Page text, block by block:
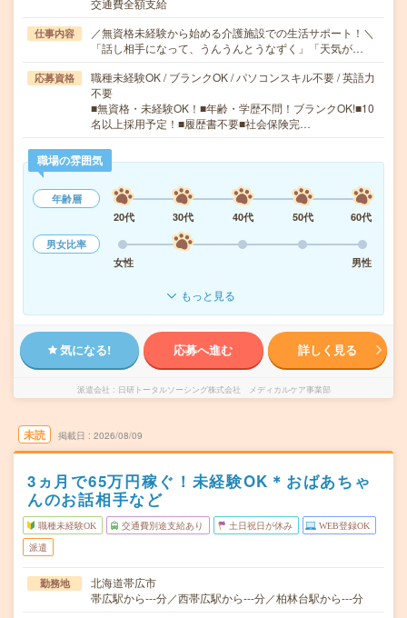
交通費全額支給
仕事内容
／無資格未経験から始める介護施設での生活サポート！＼
「話し相手になって、うんうんとうなずく」「天気が…
応募資格
職種未経験OK / ブランクOK / パソコンスキル不要 / 英語力
不要
■無資格・未経験OK！■年齢・学歴不問！ブランクOK!■10
名以上採用予定！■履歴書不要■社会保険完…
職場の雰囲気
年齢層
20代
30代 40代 50代
60代
男女比率
女性
男性
もっと見る
気になる! 応募へ進む 詳しく見る
派遣会社 日研トータルソーシング株式会社 メディカルケア事業部
未読 掲載日 2026/08/09
3ヵ月で65万円稼ぐ！未経験OK＊おばあちゃ
んのお話相手など
職種未経験OK 交通費別途支給あり 土日祝日が休み WEB登録OK
派遣
勤務地
北海道帯広市
帯広駅から---分／西帯広駅から---分／柏林台駅から---分